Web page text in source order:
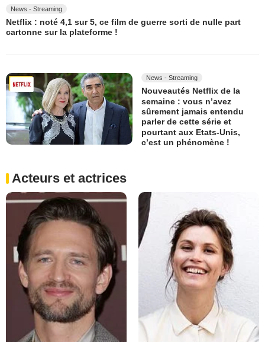
News - Streaming
Netflix : noté 4,1 sur 5, ce film de guerre sorti de nulle part
cartonne sur la plateforme !
News - Streaming
Nouveautés Netflix de la
semaine : vous n’avez
sûrement jamais entendu
parler de cette série et
pourtant aux Etats-Unis,
c’est un phénomène !
Acteurs et actrices